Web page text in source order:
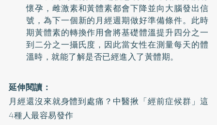
懷孕，雌激素和黃體素都會下降並向大腦發出信
號，為下一個新的月經週期做好準備條件。此時
期黃體素的轉換作用會將基礎體溫提升四分之一
到二分之一攝氏度，因此當女性在測量每天的體
溫時，就能了解是否已經進入了黃體期。
延伸閱讀：
月經還沒來就身體到處痛？中醫揪「經前症候群」這
4種人最容易發作